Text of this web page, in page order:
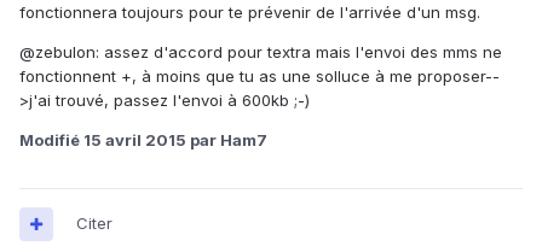
fonctionnera toujours pour te prévenir de l'arrivée d'un msg.
@zebulon: assez d'accord pour textra mais l'envoi des mms ne
fonctionnent +, à moins que tu as une solluce à me proposer--
>j'ai trouvé, passez l'envoi à 600kb ;-)
Modifié 15 avril 2015 par Ham7
Citer